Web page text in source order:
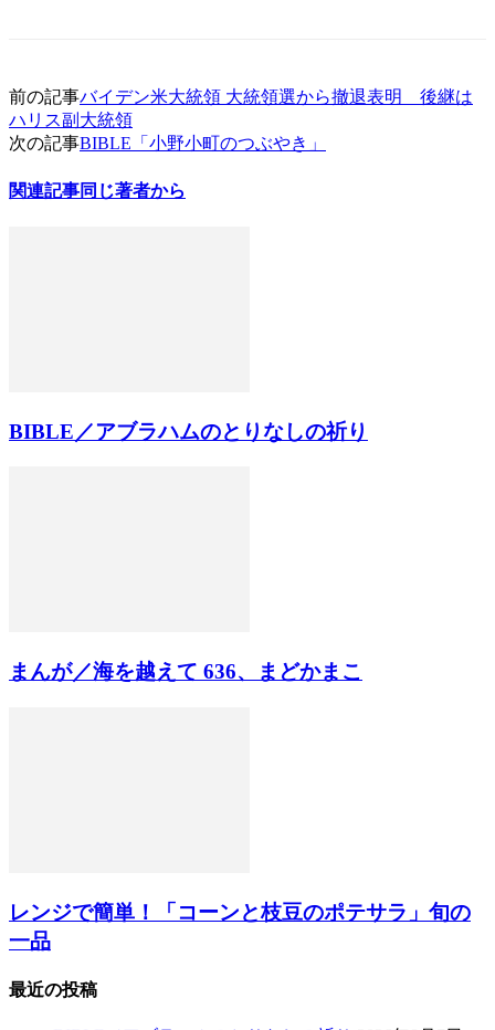
前の記事バイデン米大統領 大統領選から撤退表明 後継は
ハリス副大統領
次の記事BIBLE「小野小町のつぶやき」
関連記事同じ著者から
BIBLE／アブラハムのとりなしの祈り
まんが／海を越えて 636、まどかまこ
レンジで簡単！「コーンと枝豆のポテサラ」旬の
一品
最近の投稿